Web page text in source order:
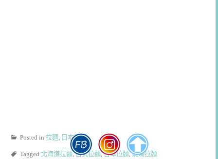
Posted in 拉麵, 日本料理
Tagged 北海道拉麵,日式拉麵,日本拉麵,蝦湯拉麵